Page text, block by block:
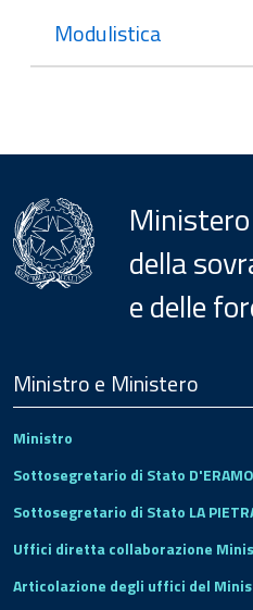
Modulistica
della
e delle
Footer
Ministro e Ministero
Ministro
Sottosegretario di Stato D'ERAMO
Sottosegretario di Stato LA
Uffici diretta collaborazione
Articolazione degli uffici del